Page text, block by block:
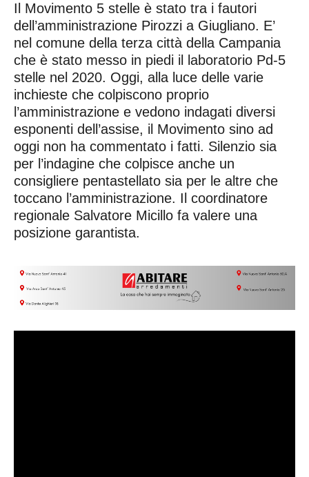
Il Movimento 5 stelle è stato tra i fautori
dell’amministrazione Pirozzi a Giugliano. E’
nel comune della terza città della Campania
che è stato messo in piedi il laboratorio Pd-5
stelle nel 2020. Oggi, alla luce delle varie
inchieste che colpiscono proprio
l’amministrazione e vedono indagati diversi
esponenti dell’assise, il Movimento sino ad
oggi non ha commentato i fatti. Silenzio sia
per l’indagine che colpisce anche un
consigliere pentastellato sia per le altre che
toccano l’amministrazione. Il coordinatore
regionale Salvatore Micillo fa valere una
posizione garantista.